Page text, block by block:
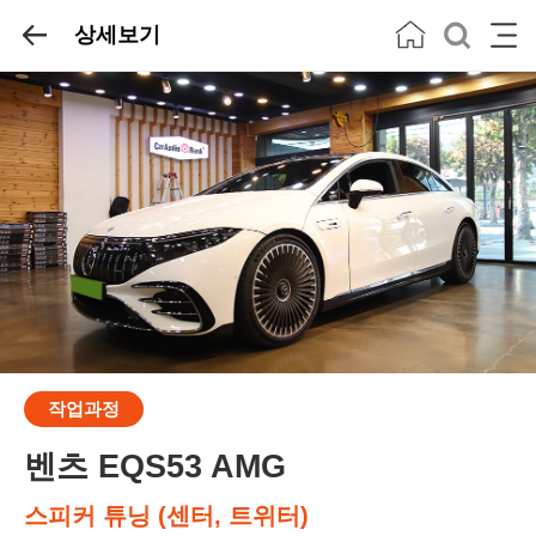
상세보기
작업과정
벤츠 EQS53 AMG
스피커 튜닝 (센터, 트위터)